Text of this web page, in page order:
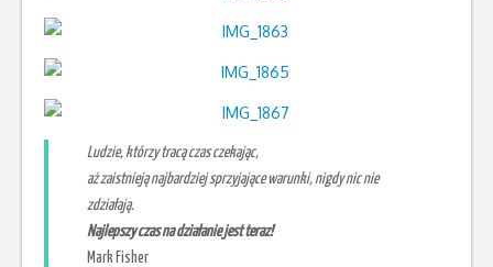
Ludzie, którzy tracą czasczekając,
ażzaistnieją najbardziej sprzyjające warunki, nigdy nic nie
zdziałają.
Najlepszy czas na działanie jest teraz!
Mark Fisher